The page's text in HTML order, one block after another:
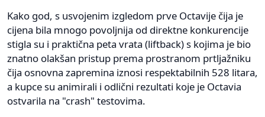
Kako god, s usvojenim izgledom prve Octavije čija je
cijena bila mnogo povoljnija od direktne konkurencije
stigla su i praktična peta vrata (liftback) s kojima je bio
znatno olakšan pristup prema prostranom prtljažniku
čija osnovna zapremina iznosi respektabilnih 528 litara,
a kupce su animirali i odlični rezultati koje je Octavia
ostvarila na "crash" testovima.